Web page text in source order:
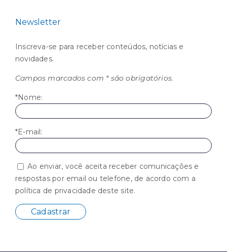
Newsletter
Inscreva-se para receber conteúdos, notícias e
novidades.
Campos marcados com * são obrigatórios.
*Nome:
*E-mail:
Ao enviar, você aceita receber comunicações e
respostas por email ou telefone, de acordo com a
política de privacidade deste site.